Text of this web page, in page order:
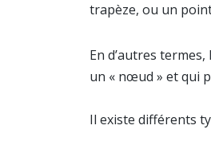
trapèze, ou un
En d’autres
un « nœud » et qui
Il existe différents